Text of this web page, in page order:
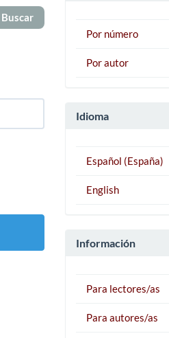
Por número
Por autor
Idioma
Español (España)
English
Información
Para lectores/as
Para autores/as